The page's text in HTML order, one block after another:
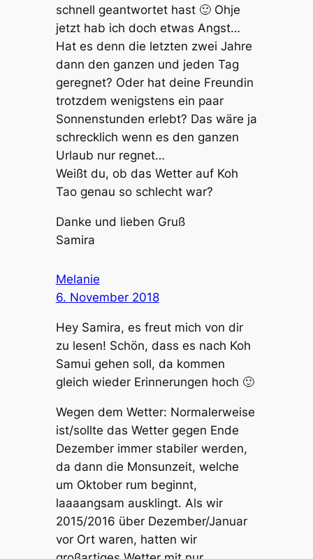
schnell geantwortet hast 🙂 Ohje
jetzt hab ich doch etwas Angst…
Hat es denn die letzten zwei Jahre
dann den ganzen und jeden Tag
geregnet? Oder hat deine Freundin
trotzdem wenigstens ein paar
Sonnenstunden erlebt? Das wäre ja
schrecklich wenn es den ganzen
Urlaub nur regnet…
Weißt du, ob das Wetter auf Koh
Tao genau so schlecht war?
Danke und lieben Gruß
Samira
Melanie
6. November 2018
Hey Samira, es freut mich von dir
zu lesen! Schön, dass es nach Koh
Samui gehen soll, da kommen
gleich wieder Erinnerungen hoch 🙂
Wegen dem Wetter: Normalerweise
ist/sollte das Wetter gegen Ende
Dezember immer stabiler werden,
da dann die Monsunzeit, welche
um Oktober rum beginnt,
laaaangsam ausklingt. Als wir
2015/2016 über Dezember/Januar
vor Ort waren, hatten wir